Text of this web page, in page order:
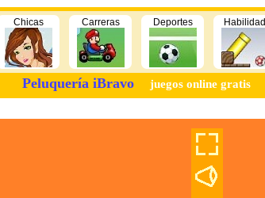
Chicas Carreras Deportes Habilidad
Peluquería iBravo juegos online gratis